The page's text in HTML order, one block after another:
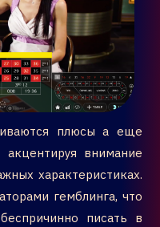
плюсы а еще
внимание
характеристиках.
гемблинга, что
писать в